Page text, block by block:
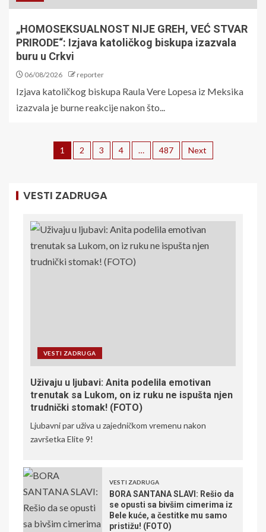
„HOMOSEKSUALNOST NIJE GREH, VEĆ STVAR
PRIRODE“: Izjava katoličkog biskupa izazvala
buru u Crkvi
06/08/2026 reporter
Izjava katoličkog biskupa Raula Vere Lopesa iz Meksika
izazvala je burne reakcije nakon što...
1 2 3 4 … 487 Next
VESTI ZADRUGA
VESTI ZADRUGA
Uživaju u ljubavi: Anita podelila emotivan
trenutak sa Lukom, on iz ruku ne ispušta njen
trudnički stomak! (FOTO)
Ljubavni par uživa u zajedničkom vremenu nakon
završetka Elite 9!
VESTI ZADRUGA
BORA SANTANA SLAVI: Rešio da
se opusti sa bivšim cimerima iz
Bele kuće, a čestitke mu samo
pristižu! (FOTO)